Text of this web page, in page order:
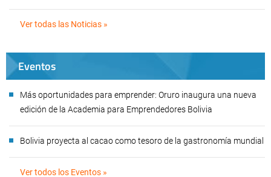
Ver todas las Noticias »
Eventos
Más oportunidades para emprender: Oruro inaugura una nueva
edición de la Academia para Emprendedores Bolivia
Bolivia proyecta al cacao como tesoro de la gastronomía mundial
Ver todos los Eventos »